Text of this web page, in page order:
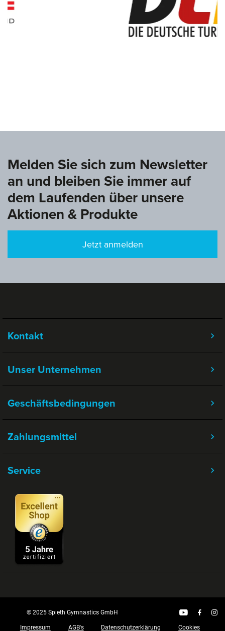
Melden Sie sich zum Newsletter
an und bleiben Sie immer auf
dem Laufenden über unsere
Aktionen & Produkte
Jetzt anmelden
Kontakt
Unser Unternehmen
Geschäftsbedingungen
Service
Zahlungsmittel
© 2025 Spieth Gymnastics GmbH
Impressum AGB's Datenschutzerklärung Cookies